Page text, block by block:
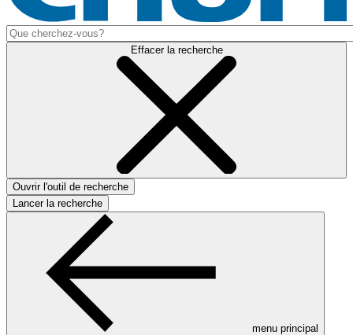
Effacer la recherche
Ouvrir l'outil de recherche
Lancer la recherche
menu principal